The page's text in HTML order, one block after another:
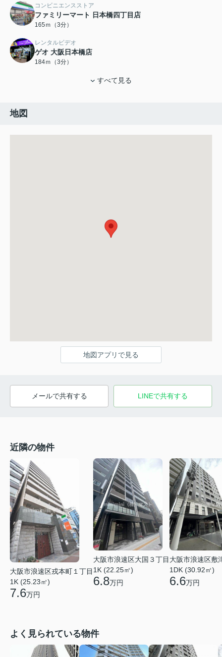
コンビニエンスストア
ファミリーマート 日本橋四丁目店
165ｍ（3分）
レンタルビデオ
ゲオ 大阪日本橋店
184ｍ（3分）
すべて見る
地図
地図アプリで見る
メールで共有する LINEで共有する
近隣の物件
大阪市浪速区戎本町１丁目
1K (25.23㎡)
7.6万円
大阪市浪速区大国３丁目
1K (22.25㎡)
6.8万円
大阪市浪速区敷
1DK (30.92㎡)
6.6万円
よく見られている物件